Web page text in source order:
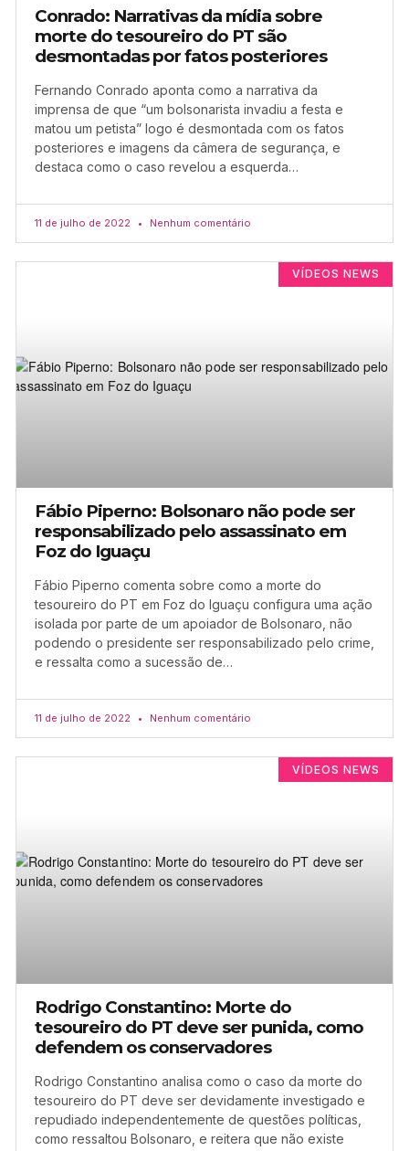
Conrado: Narrativas da mídia sobre
morte do tesoureiro do PT são
desmontadas por fatos posteriores
Fernando Conrado aponta como a narrativa da
imprensa de que “um bolsonarista invadiu a festa e
matou um petista” logo é desmontada com os fatos
posteriores e imagens da câmera de segurança, e
destaca como o caso revelou a esquerda…
11 de julho de 2022 Nenhum comentário
VÍDEOS NEWS
Fábio Piperno: Bolsonaro não pode ser
responsabilizado pelo assassinato em
Foz do Iguaçu
Fábio Piperno comenta sobre como a morte do
tesoureiro do PT em Foz do Iguaçu configura uma ação
isolada por parte de um apoiador de Bolsonaro, não
podendo o presidente ser responsabilizado pelo crime,
e ressalta como a sucessão de…
11 de julho de 2022 Nenhum comentário
VÍDEOS NEWS
Rodrigo Constantino: Morte do
tesoureiro do PT deve ser punida, como
defendem os conservadores
Rodrigo Constantino analisa como o caso da morte do
tesoureiro do PT deve ser devidamente investigado e
repudiado independentemente de questões políticas,
como ressaltou Bolsonaro, e reitera que não existe